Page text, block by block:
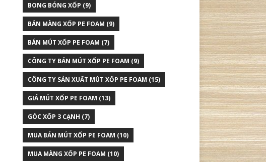
BONG BÓNG XỐP (9)
BÁN MÀNG XỐP PE FOAM (9)
BÁN MÚT XỐP PE FOAM (7)
CÔNG TY BÁN MÚT XỐP PE FOAM (9)
CÔNG TY SẢN XUẤT MÚT XỐP PE FOAM (15)
GIÁ MÚT XỐP PE FOAM (13)
GÓC XỐP 3 CẠNH (7)
MUA BÁN MÚT XỐP PE FOAM (10)
MUA MÀNG XỐP PE FOAM (10)